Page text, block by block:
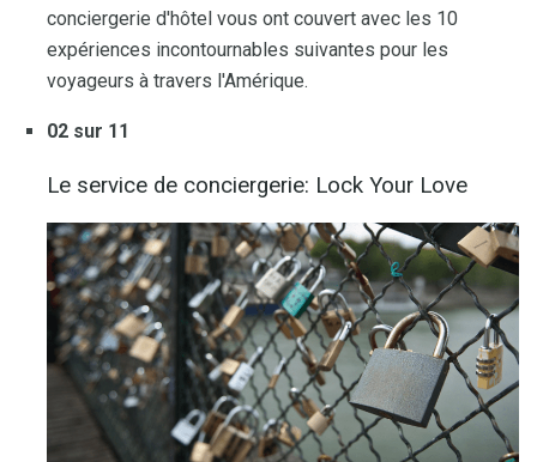
conciergerie d'hôtel vous ont couvert avec les 10
expériences incontournables suivantes pour les
voyageurs à travers l'Amérique.
02 sur 11
Le service de conciergerie: Lock Your Love